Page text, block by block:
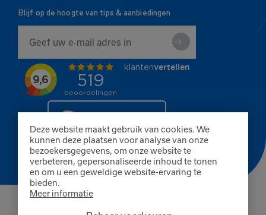
Deze website maakt gebruik van cookies. We
kunnen deze plaatsen voor analyse van onze
bezoekersgegevens, om onze website te
verbeteren, gepersonaliseerde inhoud te tonen
en om u een geweldige website-ervaring te
bieden.
Meer informatie
Blijf op de hoogte van tips & aanbiedingen